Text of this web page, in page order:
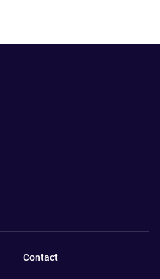
Contact